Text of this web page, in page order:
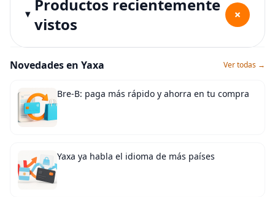
Productos recientemente
vistos
+
Novedades en Yaxa Ver todas →
Bre-B: paga más rápido y ahorra en tu compra
Yaxa ya habla el idioma de más países